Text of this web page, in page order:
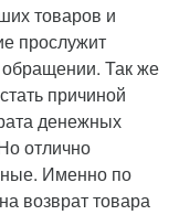
товаров и
прослужит
Так же
причиной
денежных
отлично
Именно по
возврат товара